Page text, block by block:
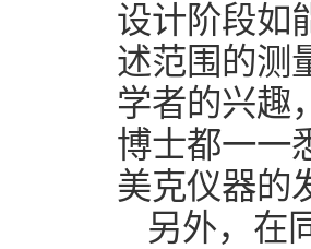
设计阶段如
述范围的测
学者的兴趣
博士都一一
美克仪器的
另外，在